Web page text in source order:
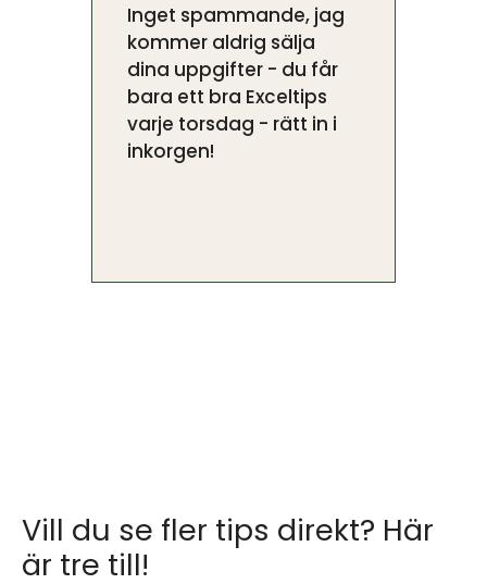
Inget spammande, jag
kommer aldrig sälja
dina uppgifter - du får
bara ett bra Exceltips
varje torsdag - rätt in i
inkorgen!
Vill du se fler tips direkt? Här
är tre till!